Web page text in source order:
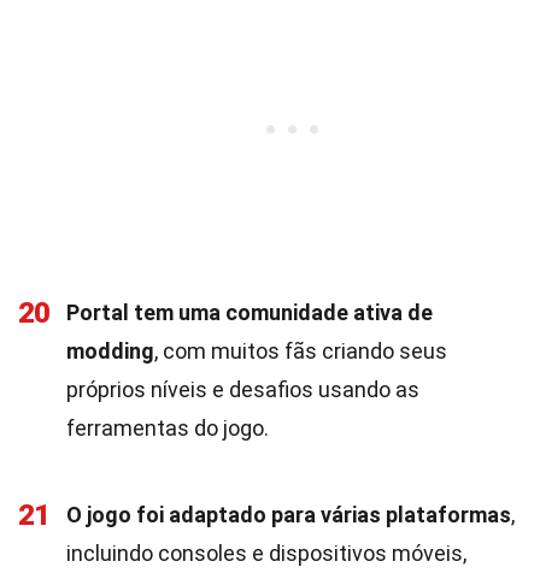
20
Portal tem uma comunidade ativa de
modding, com muitos fãs criando seus
próprios níveis e desafios usando as
ferramentas do jogo.
21 O jogo foi adaptado para várias plataformas,
incluindo consoles e dispositivos móveis,